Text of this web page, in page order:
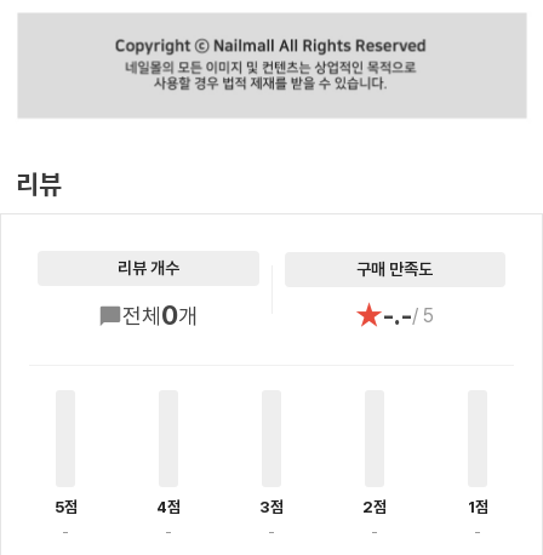
리뷰
리뷰 개수
전체 0개
구매 만족도
★-.-/ 5
5점
-
4점
-
3점
-
2점
-
1점
-